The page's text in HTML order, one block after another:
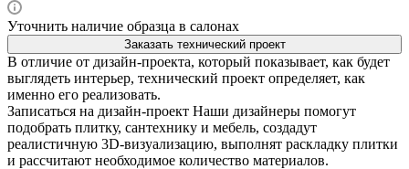
Уточнить наличие образца в салонах
Заказать технический проект
В отличие от дизайн-проекта, который показывает, как будет
выглядеть интерьер, технический проект определяет, как
именно его реализовать.
Записаться на дизайн-проект Наши дизайнеры помогут
подобрать плитку, сантехнику и мебель, создадут
реалистичную 3D-визуализацию, выполнят раскладку плитки
и рассчитают необходимое количество материалов.